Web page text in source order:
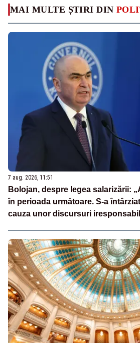
MAI MULTE ȘTIRI DIN
7 aug. 2026, 11:51
Bolojan, despre legea salarizării:
în perioada următoare. S-a
cauza unor discursuri